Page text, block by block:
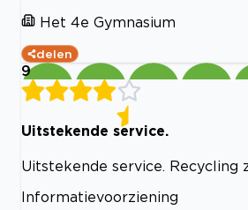
Het 4e Gymnasium
delen
9
Uitstekende service.
Uitstekende service. Recycling
Informatievoorziening